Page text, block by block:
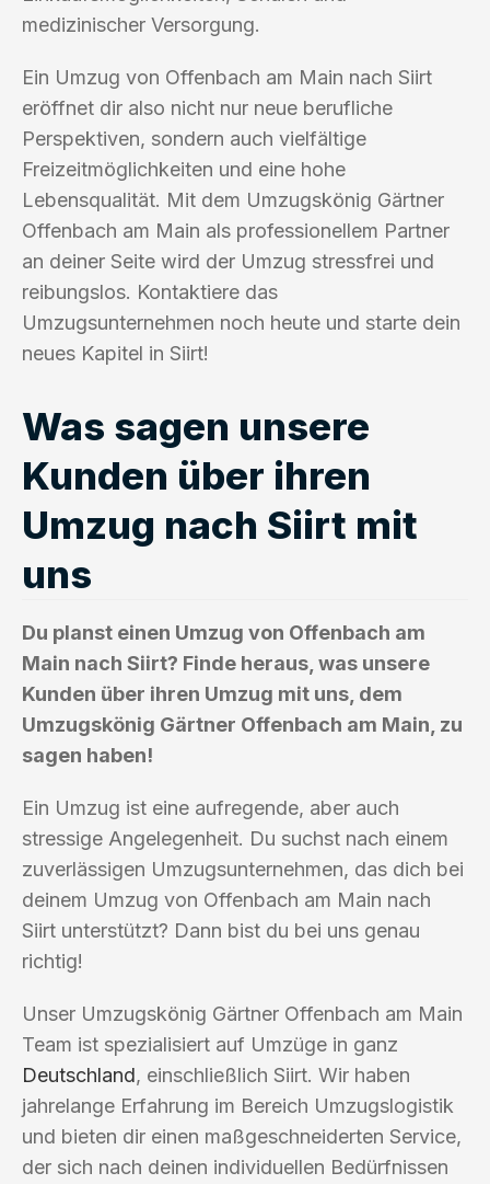
medizinischer Versorgung.
Ein Umzug von Offenbach am Main nach Siirt
eröffnet dir also nicht nur neue berufliche
Perspektiven, sondern auch vielfältige
Freizeitmöglichkeiten und eine hohe
Lebensqualität. Mit dem Umzugskönig Gärtner
Offenbach am Main als professionellem Partner
an deiner Seite wird der Umzug stressfrei und
reibungslos. Kontaktiere das
Umzugsunternehmen noch heute und starte dein
neues Kapitel in Siirt!
Was sagen unsere
Kunden über ihren
Umzug nach Siirt mit
uns
Du planst einen Umzug von Offenbach am
Main nach Siirt? Finde heraus, was unsere
Kunden über ihren Umzug mit uns, dem
Umzugskönig Gärtner Offenbach am Main, zu
sagen haben!
Ein Umzug ist eine aufregende, aber auch
stressige Angelegenheit. Du suchst nach einem
zuverlässigen Umzugsunternehmen, das dich bei
deinem Umzug von Offenbach am Main nach
Siirt unterstützt? Dann bist du bei uns genau
richtig!
Unser Umzugskönig Gärtner Offenbach am Main
Team ist spezialisiert auf Umzüge in ganz
Deutschland, einschließlich Siirt. Wir haben
jahrelange Erfahrung im Bereich Umzugslogistik
und bieten dir einen maßgeschneiderten Service,
der sich nach deinen individuellen Bedürfnissen